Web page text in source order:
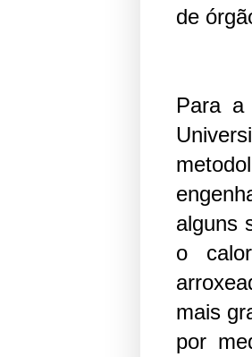
de
Para a
alguns
o
mais
por